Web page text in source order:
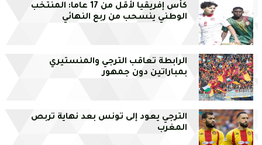
كأس إفريقيا لأقل من 17 عاما: المنتخب
الوطني ينسحب من ربع النهائي
الرابطة تعاقب الترجي والمنستيري
بمباراتين دون جمهور
الترجي يعود إلى تونس بعد نهاية تربص
المغرب